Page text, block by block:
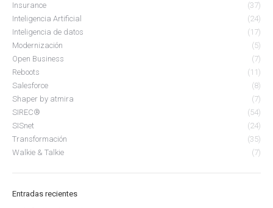
Insurance
(37)
Inteligencia Artificial
(24)
Inteligencia de datos
(17)
Modernización
(5)
Open Business
(7)
Reboots
(11)
Salesforce
(8)
Shaper by atmira
(7)
SIREC®
(54)
SISnet
(24)
Transformación
(35)
Walkie & Talkie
(7)
Entradas recientes